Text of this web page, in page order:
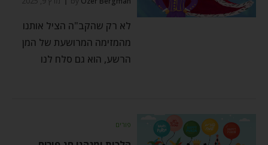
לא רק שהקב"ה הציל אותנו
מהמזימה המרושעת של המן
הרשע, הוא גם סלח לנו
פורים